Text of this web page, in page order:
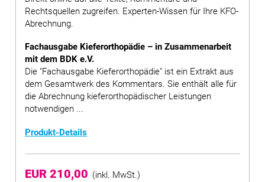
Rechtsquellen zugreifen. Experten-Wissen für Ihre KFO-
Abrechnung.
Fachausgabe Kieferorthopädie – in Zusammenarbeit
mit dem BDK e.V.
Die "Fachausgabe Kieferorthopädie" ist ein Extrakt aus
dem Gesamtwerk des Kommentars. Sie enthält alle für
die Abrechnung kieferorthopädischer Leistungen
notwendigen ...
Produkt-Details
EUR 210,00 (inkl. MwSt.)